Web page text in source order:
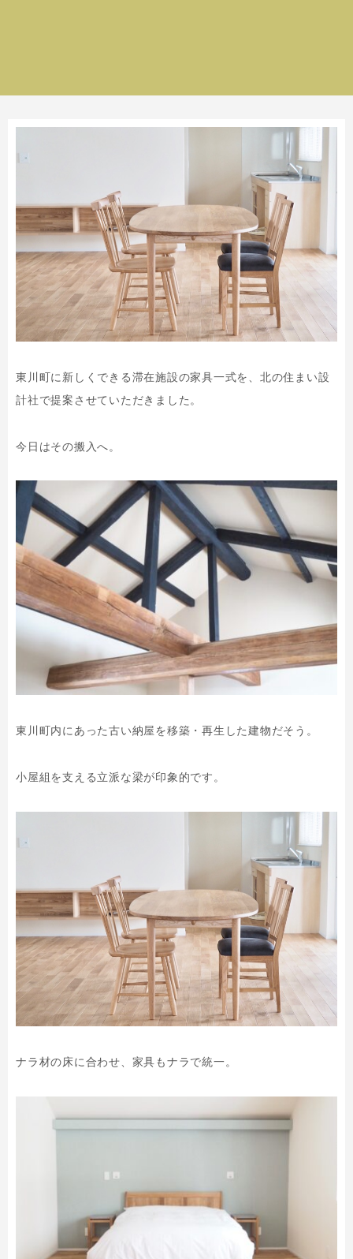
東川町に新しくできる滞在施設の家具一式を、北の住まい設
計社で提案させていただきました。
今日はその搬入へ。
東川町内にあった古い納屋を移築・再生した建物だそう。
小屋組を支える立派な梁が印象的です。
ナラ材の床に合わせ、家具もナラで統一。